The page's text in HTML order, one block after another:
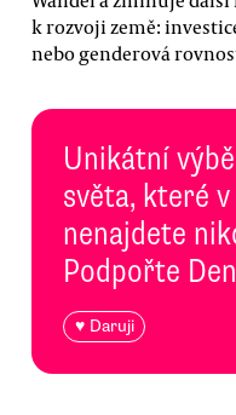
k rozvoji země:
nebo genderová
Unikátní
světa, které
nenajdete
Podpořte
♥ Daruji